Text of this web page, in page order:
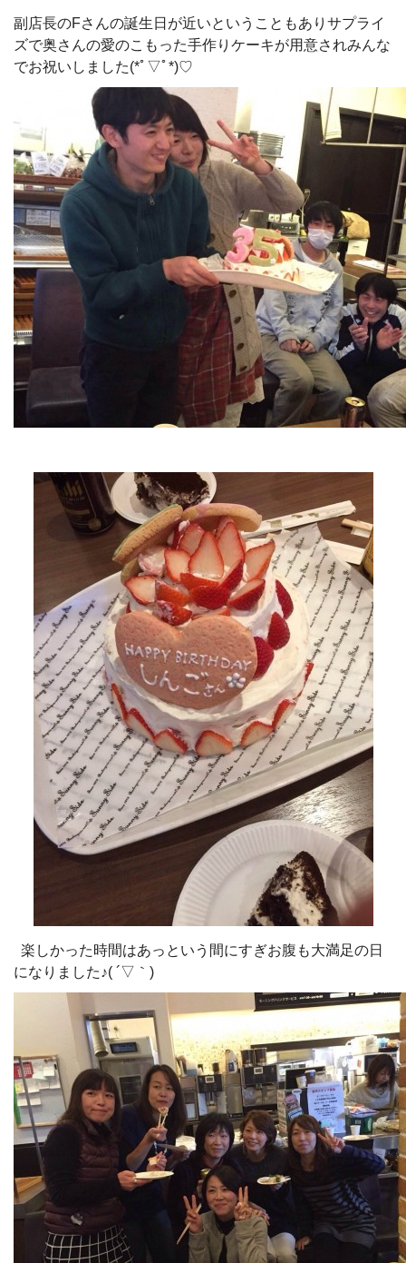
副店長のFさんの誕生日が近いということもありサプライ
ズで奥さんの愛のこもった手作りケーキが用意されみんな
でお祝いしました(*ﾟ▽ﾟ*)♡
楽しかった時間はあっという間にすぎお腹も大満足の日
になりました♪( ´▽｀)